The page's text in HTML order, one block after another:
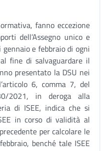
fanno eccezione
dell’Assegno unico e
e febbraio di ogni
fine di salvaguardare il
presentato la DSU nei
6, comma 7, del
2021, in deroga alla
di ISEE, indica che si
in corso di validità al
per calcolare le
benché tale ISEE